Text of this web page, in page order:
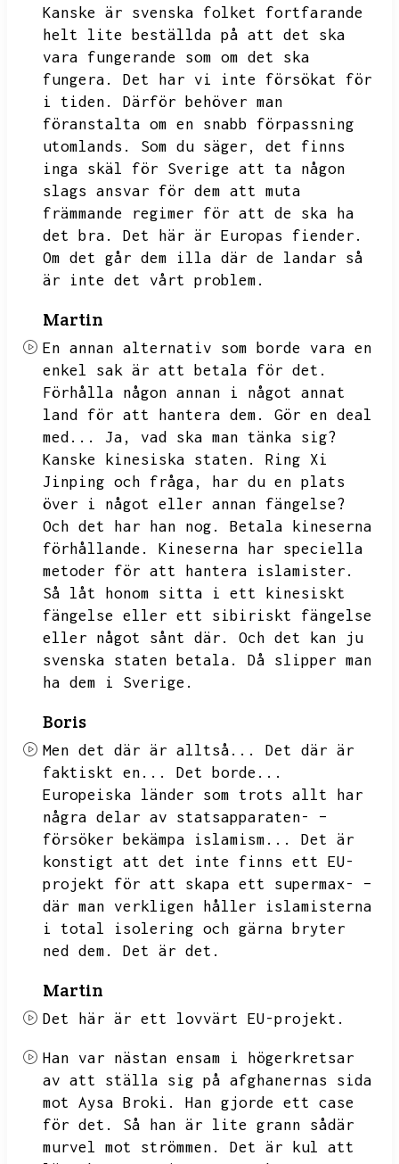
Kanske är svenska folket fortfarande
helt lite beställda på att det ska
vara fungerande som om det ska
fungera.
Det har vi inte försökat för
i tiden.
Därför behöver man
föranstalta om en snabb förpassning
utomlands.
Som du säger,
det finns
inga skäl för Sverige att ta någon
slags ansvar för dem att muta
främmande regimer för att de ska ha
det bra.
Det här är Europas fiender.
Om det går dem illa där de landar så
är inte det vårt problem.
Martin
En annan alternativ som borde vara en
enkel sak är att betala för det.
Förhålla någon annan i något annat
land för att hantera dem.
Gör en deal
med...
Ja,
vad ska man tänka sig?
Kanske kinesiska staten.
Ring Xi
Jinping och fråga,
har du en plats
över i något eller annan fängelse?
Och det har han nog.
Betala kineserna
förhållande.
Kineserna har speciella
metoder för att hantera islamister.
Så låt honom sitta i ett kinesiskt
fängelse eller ett sibiriskt fängelse
eller något sånt där.
Och det kan ju
svenska staten betala.
Då slipper man
ha dem i Sverige.
Boris
Men det där är alltså...
Det där är
faktiskt en...
Det borde...
Europeiska länder som trots allt har
några delar av statsapparaten- –
försöker bekämpa islamism...
Det är
konstigt att det inte finns ett EU-
projekt för att skapa ett supermax- –
där man verkligen håller islamisterna
i total isolering och gärna bryter
ned dem.
Det är det.
Martin
Det här är ett lovvärt EU-projekt.
Han var nästan ensam i högerkretsar
av att ställa sig på afghanernas sida
mot Aysa Broki.
Han gjorde ett case
för det.
Så han är lite grann sådär
murvel mot strömmen.
Det är kul att